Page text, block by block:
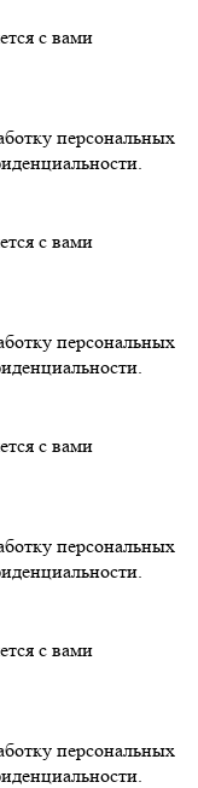
с вами
персональных
с вами
персональных
с вами
персональных
с вами
персональных